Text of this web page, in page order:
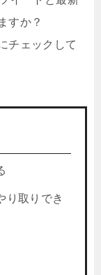
すか？
チェックして
り取りでき